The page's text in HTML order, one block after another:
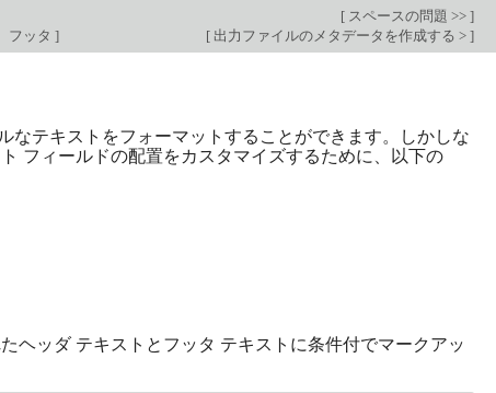
[ スペースの問題 >> ]
フッタ ] [ 出力ファイルのメタデータを作成する > ]
なテキストをフォーマットすることができます。しかしな
フィールドの配置をカスタマイズするために、以下の
ヘッダ テキストとフッタ テキストに条件付でマークアッ